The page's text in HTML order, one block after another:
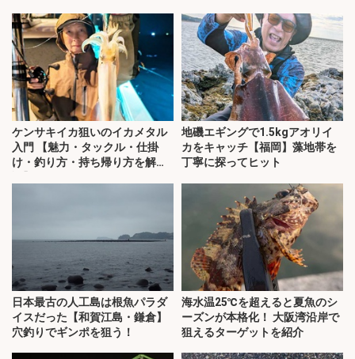
ケンサキイカ狙いのイカメタル
入門 【魅力・タックル・仕掛
け・釣り方・持ち帰り方を解
地磯エギングで1.5kgアオリイ
カをキャッチ【福岡】藻地帯を
丁寧に探ってヒット
日本最古の人工島は根魚パラダ
イスだった【和賀江島・鎌倉】
穴釣りでギンポを狙う！
海水温25℃を超えると夏魚のシ
ーズンが本格化！ 大阪湾沿岸で
狙えるターゲットを紹介